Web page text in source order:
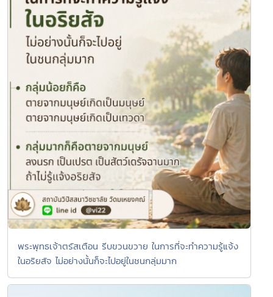
พระพุทธเจ้าตรัสเตือน รีบขวนขวาย ในการที่จะทำความรู้แจ้ง
ในอริยสัจ ไม่อย่างนั้นก็จะไปอยู่ในชนกลุ่มมาก